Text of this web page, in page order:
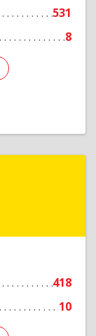
531
8
Подробнее
418
10
г,